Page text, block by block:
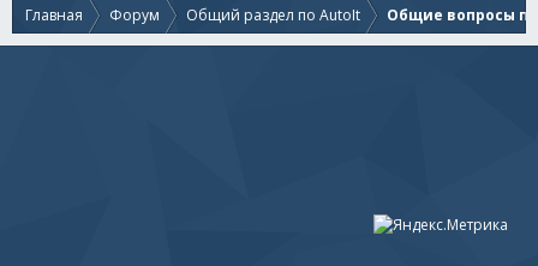
Главная Форум Общий раздел по AutoIt Общие вопросы